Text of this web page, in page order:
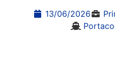
13/06/2026